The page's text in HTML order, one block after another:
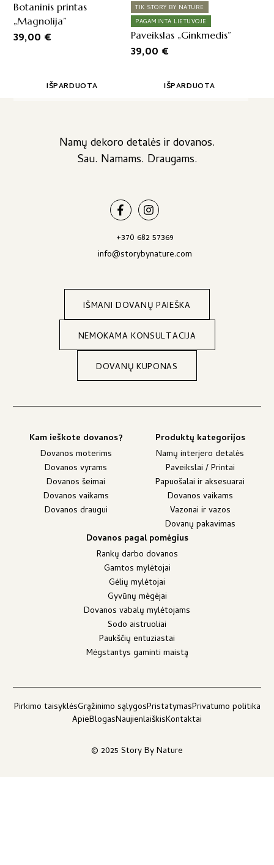
Botaninis printas
„Magnolija”
39,00 €
IŠPARDUOTA
TIK STORY BY NATURE
PAGAMINTA LIETUVOJE
Paveikslas „Ginkmedis”
39,00 €
IŠPARDUOTA
Namų dekoro detalės ir dovanos.
Sau. Namams. Draugams.
+370 682 57369
info@storybynature.com
IŠMANI DOVANŲ PAIEŠKA
NEMOKAMA KONSULTACIJA
DOVANŲ KUPONAS
Kam ieškote dovanos?
Dovanos moterims
Dovanos vyrams
Dovanos šeimai
Dovanos vaikams
Dovanos draugui
Produktų kategorijos
Namų interjero detalės
Paveikslai / Printai
Papuošalai ir aksesuarai
Dovanos vaikams
Vazonai ir vazos
Dovanų pakavimas
Dovanos pagal pomėgius
Rankų darbo dovanos
Gamtos mylėtojai
Gėlių mylėtojai
Gyvūnų mėgėjai
Dovanos vabalų mylėtojams
Sodo aistruoliai
Paukščių entuziastai
Mėgstantys gaminti maistą
© 2025 Story By Nature
Pirkimo taisyklėsGrąžinimo sąlygosPristatymasPrivatumo politika
ApieBlogasNaujienlaiškisKontaktai